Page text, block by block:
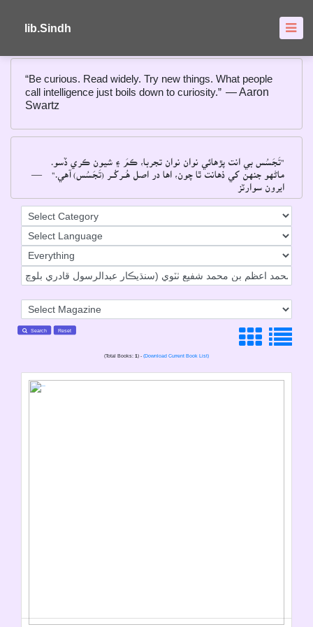
lib.Sindh
“Be curious. Read widely. Try new things. What people
call intelligence just boils down to curiosity.” ― Aaron
Swartz
"تَجَسُس بي انت پڙهائي نوان نوان تجربا، ڪمَ ۽ شيون ڪري ڏسو۔
ماڻهو جنهن کي ذهانت ٿا چون، اها در اصل هُــرکُــر (تَجَسُس) آهي۔"
ايرون سوارٽز
Search Reset
(Total Books: 1) - (Download Current Book List)